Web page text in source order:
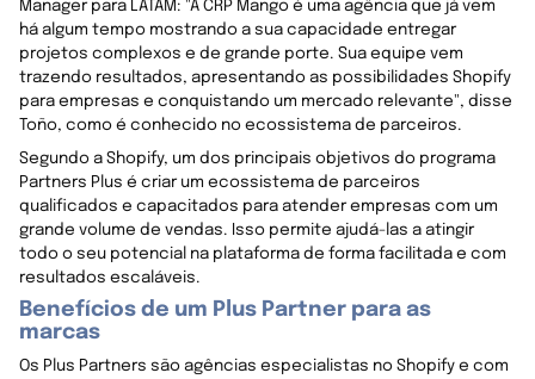
Manager para LATAM: "A CRP Mango é uma agência que já vem
há algum tempo mostrando a sua capacidade entregar
projetos complexos e de grande porte. Sua equipe vem
trazendo resultados, apresentando as possibilidades Shopify
para empresas e conquistando um mercado relevante", disse
Toño, como é conhecido no ecossistema de parceiros.
Segundo a Shopify, um dos principais objetivos do programa
Partners Plus é criar um ecossistema de parceiros
qualificados e capacitados para atender empresas com um
grande volume de vendas. Isso permite ajudá-las a atingir
todo o seu potencial na plataforma de forma facilitada e com
resultados escaláveis.
Benefícios de um Plus Partner para as
marcas
Os Plus Partners são agências especialistas no Shopify e com